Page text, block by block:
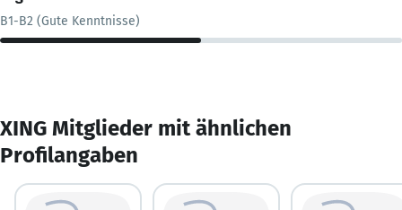
B1-B2 (Gute Kenntnisse)
XING Mitglieder mit ähnlichen
Profilangaben